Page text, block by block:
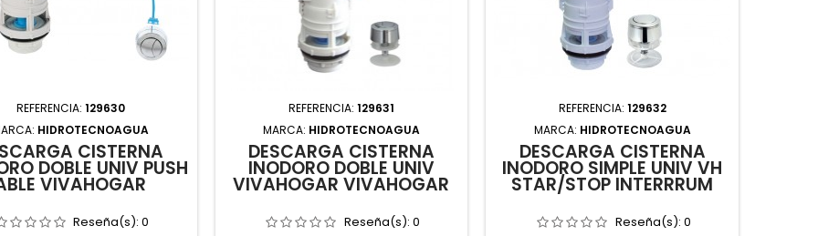
REFERENCIA: 129630
HIDROTECNOAGUA
CISTERNA
DOBLE UNIV PUSH
VIVAHOGAR
Reseña(s):0
REFERENCIA: 129631
MARCA: HIDROTECNOAGUA
DESCARGA CISTERNA
INODORO DOBLE UNIV
VIVAHOGAR VIVAHOGAR
Reseña(s): 0
REFERENCIA: 129632
MARCA: HIDROTECNOAGUA
DESCARGA CISTERNA
INODORO SIMPLE UNIV VH
STAR/STOP INTERRRUM
Reseña(s): 0